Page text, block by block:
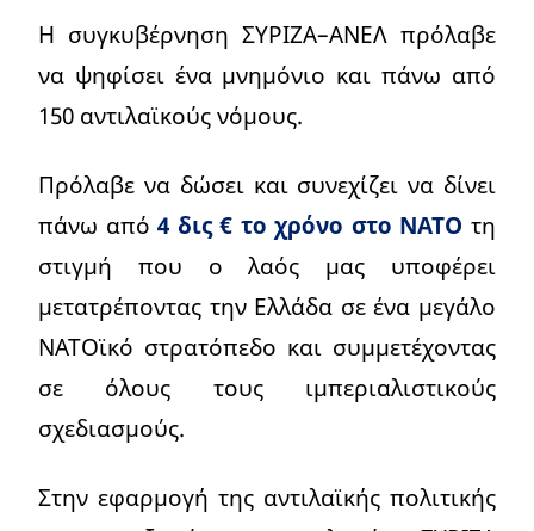
Η συγκυβέρνηση ΣΥΡΙΖΑ–ΑΝΕΛ πρόλαβε
να ψηφίσει ένα μνημόνιο και πάνω από
150 αντιλαϊκούς νόμους.
Πρόλαβε να δώσει και συνεχίζει να δίνει
πάνω από4 δις € το χρόνο στο ΝΑΤΟ τη
στιγμή που ο λαός μας υποφέρει
μετατρέποντας την Ελλάδα σε ένα μεγάλο
ΝΑΤΟϊκό στρατόπεδο και συμμετέχοντας
σε όλους τους ιμπεριαλιστικούς
σχεδιασμούς.
Στην εφαρμογή της αντιλαϊκής πολιτικής